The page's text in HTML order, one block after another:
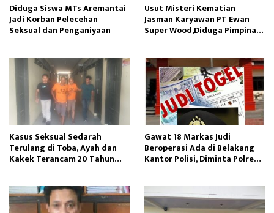
Diduga Siswa MTs Aremantai
Jadi Korban Pelecehan
Seksual dan Penganiyaan
Usut Misteri Kematian
Jasman Karyawan PT Ewan
Super Wood,Diduga Pimpinan
Kasus Seksual Sedarah
Terulang di Toba, Ayah dan
Kakek Terancam 20 Tahun
Gawat 18 Markas Judi
Beroperasi Ada di Belakang
Kantor Polisi, Diminta Polres